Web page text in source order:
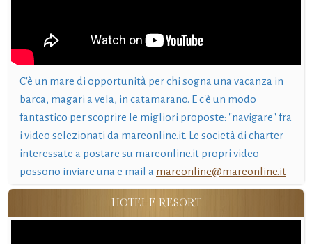
C'è un mare di opportunità per chi sogna una vacanza in
barca, magari a vela, in catamarano. E c'è un modo
fantastico per scoprire le migliori proposte: "navigare" fra
i video selezionati da mareonline.it. Le società di charter
interessate a postare su mareonline.it propri video
possono inviare una e mail a mareonline@mareonline.it
HOTEL E RESORT